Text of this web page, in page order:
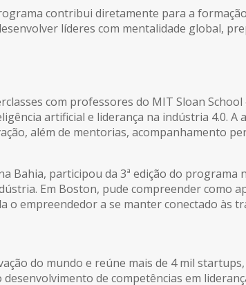
contribui diretamente para a
líderes com mentalidade global,
com professores do MIT Sloan
artificial e liderança na indústria 4.0.
além de mentorias, acompanhamento
participou da 3ª edição do programa
Em Boston, pude compreender como
o empreendedor a se manter conectado às
do mundo e reúne mais de 4 mil
de competências em